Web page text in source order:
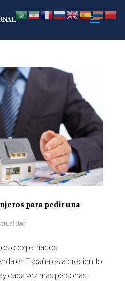
para pedir una
o expatriados
en España está creciendo
cada vez más personas